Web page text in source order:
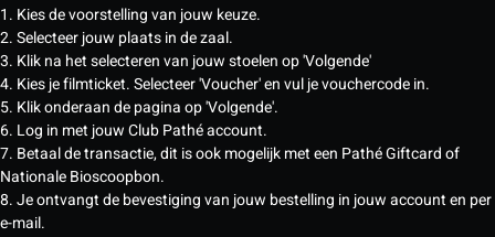
1. Kies de voorstelling van jouw keuze.
2. Selecteer jouw plaats in de zaal.
3. Klik na het selecteren van jouw stoelen op 'Volgende'
4. Kies je filmticket. Selecteer 'Voucher' en vul je vouchercode in.
5. Klik onderaan de pagina op 'Volgende'.
6. Log in met jouw Club Pathé account.
7. Betaal de transactie, dit is ook mogelijk met een Pathé Giftcard of
Nationale Bioscoopbon.
8. Je ontvangt de bevestiging van jouw bestelling in jouw account en per
e-mail.